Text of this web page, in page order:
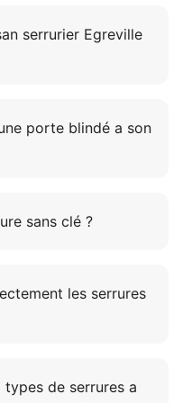
serrurier Egreville
porte blindé a son
sans clé ?
les serrures
de serrures a